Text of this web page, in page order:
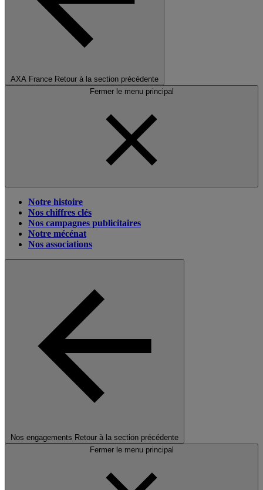
AXA France Retour à la section précédente
Fermer le menu principal
Notre histoire
Nos chiffres clés
Nos campagnes publicitaires
Notre mécénat
Nos associations
Nos engagements Retour à la section précédente
Fermer le menu principal